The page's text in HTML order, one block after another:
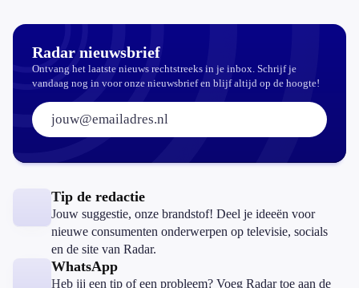
NIETS AANPRATEN OF LOSPEUTEREN ZONDER
AANWEZIGHEID OF TOESTEMMING VAN
ADVOCAAT Of UW ONAFHANKELIJKE
gewaarschuwd, ik spreek uit zeer vertrouwelijke
Radar nieuwsbrief
Ontvang het laatste nieuws rechtstreeks in je inbox. Schrijf je
vandaag nog in voor onze nieuwsbrief en blijf altijd op de hoogte!
E-mailadres:
Tip de redactie
Jouw suggestie, onze brandstof! Deel je ideeën voor
nieuwe consumenten onderwerpen op televisie, socials
en de site van Radar.
WhatsApp
Heb jij een tip of een probleem? Voeg Radar toe aan de